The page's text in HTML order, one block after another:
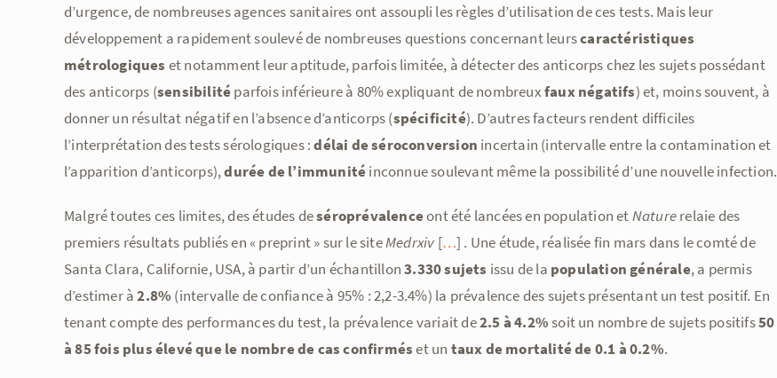
d’urgence, de nombreuses agences sanitaires ont assoupli les règles d’utilisation de ces tests. Mais leur
développement a rapidement soulevé de nombreuses questions concernant leurscaractéristiques
métrologiques et notamment leur aptitude, parfois limitée, à détecter des anticorps chez les sujets possédant
des anticorps (sensibilité parfois inférieure à 80% expliquant de nombreuxfaux négatifs) et, moins souvent, à
donner un résultat négatif en l’absence d’anticorps (spécificité). D’autres facteurs rendent difficiles
l’interprétation des tests sérologiques :délai de séroconversion incertain (intervalle entre la contamination et
l’apparition d’anticorps),durée de l’immunité inconnue soulevant même la possibilité d’une nouvelle infection.
Malgré toutes ces limites, des études deséroprévalenceont été lancées en population etNaturerelaie des
premiers résultats publiés en « preprint » sur le siteMedrxiv […] . Une étude, réalisée fin mars dans le comté de
Santa Clara, Californie, USA, à partir d’un échantillon3.330 sujets issu de la population générale, a permis
d’estimer à2.8% (intervalle de confiance à 95% : 2,2-3.4%) la prévalence des sujets présentant un test positif. En
tenant compte des performances du test, la prévalence variait de2.5 à 4.2%soit un nombre de sujets positifs50
à 85 fois plus élevéque le nombre de cas confirméset un taux de mortalité de 0.1 à 0.2%.